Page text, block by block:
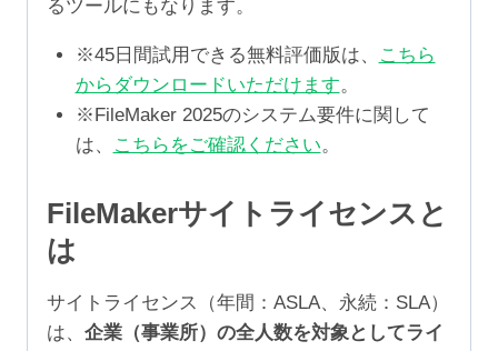
るツールにもなります。
※45日間試用できる無料評価版は、
こちら
からダウンロードいただけます。
※FileMaker 2025のシステム要件に関して
は、
こちらをご確認ください。
FileMakerサイトライセンスと
は
サイトライセンス（年間：ASLA、永続：SLA）
は、 企業（事業所）の全人数を対象としてライ